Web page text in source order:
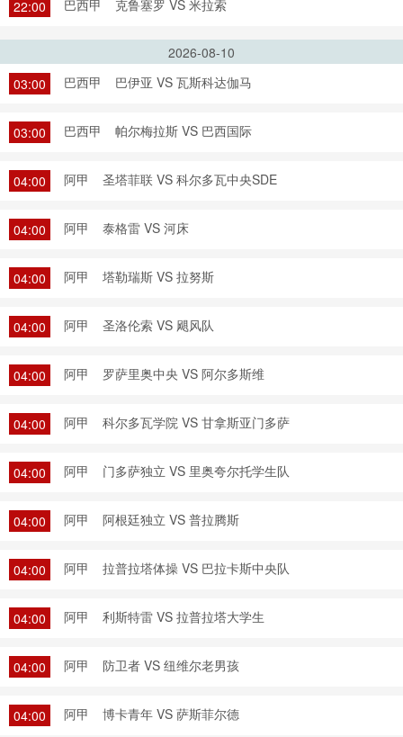
22:00 巴西甲 克鲁塞罗 VS 米拉索
2026-08-10
03:00
巴西甲 巴伊亚 VS 瓦斯科达伽马
03:00 巴西甲 帕尔梅拉斯 VS 巴西国际
04:00 阿甲 圣塔菲联 VS 科尔多瓦中央SDE
04:00 阿甲 泰格雷 VS 河床
04:00 阿甲 塔勒瑞斯 VS 拉努斯
04:00 阿甲 圣洛伦索 VS 飓风队
04:00 阿甲 罗萨里奥中央 VS 阿尔多斯维
04:00 阿甲 科尔多瓦学院 VS 甘拿斯亚门多萨
04:00 阿甲 门多萨独立 VS 里奥夸尔托学生队
04:00 阿甲 阿根廷独立 VS 普拉腾斯
04:00 阿甲 拉普拉塔体操 VS 巴拉卡斯中央队
04:00 阿甲 利斯特雷 VS 拉普拉塔大学生
04:00 阿甲 防卫者 VS 纽维尔老男孩
04:00 阿甲 博卡青年 VS 萨斯菲尔德